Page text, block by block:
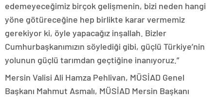
edemeyeceğimiz birçok gelişmenin, bizi neden hangi
yöne götüreceğine hep birlikte karar vermemiz
gerekiyor ki, öyle yapacağız inşallah. Bizler
Cumhurbaşkanımızın söylediği gibi, güçlü Türkiye’nin
yolunun güçlü tarımdan geçtiğine inanıyoruz.”
Mersin Valisi Ali Hamza Pehlivan, MÜSİAD Genel
Başkanı Mahmut Asmalı, MÜSİAD Mersin Başkanı